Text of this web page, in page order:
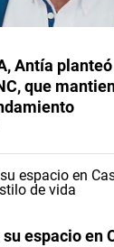
Antía
que
espacio en